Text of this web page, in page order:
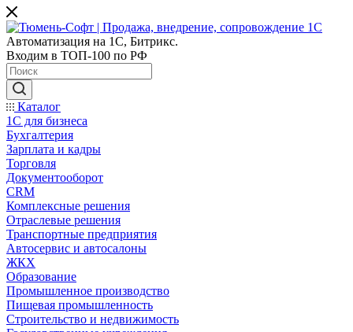
Автоматизация на 1С, Битрикс.
Входим в ТОП-100 по РФ
Каталог
1С для бизнеса
Бухгалтерия
Зарплата и кадры
Торговля
Документооборот
CRM
Комплексные решения
Отраслевые решения
Транспортные предприятия
Автосервис и автосалоны
ЖКХ
Образование
Промышленное производство
Пищевая промышленность
Строительство и недвижимость